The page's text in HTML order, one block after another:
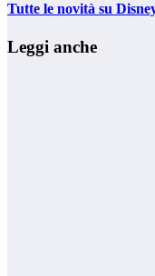
Tutte le novità su
Leggi anche